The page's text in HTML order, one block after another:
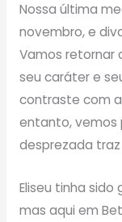
Nossa última
novembro, e
Vamos retornar
seu caráter e
contraste com a
entanto, vemos
desprezada
Eliseu tinha
mas aqui em